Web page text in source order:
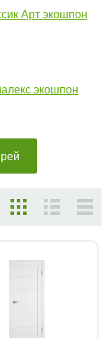
Арт экошпон
экошпон